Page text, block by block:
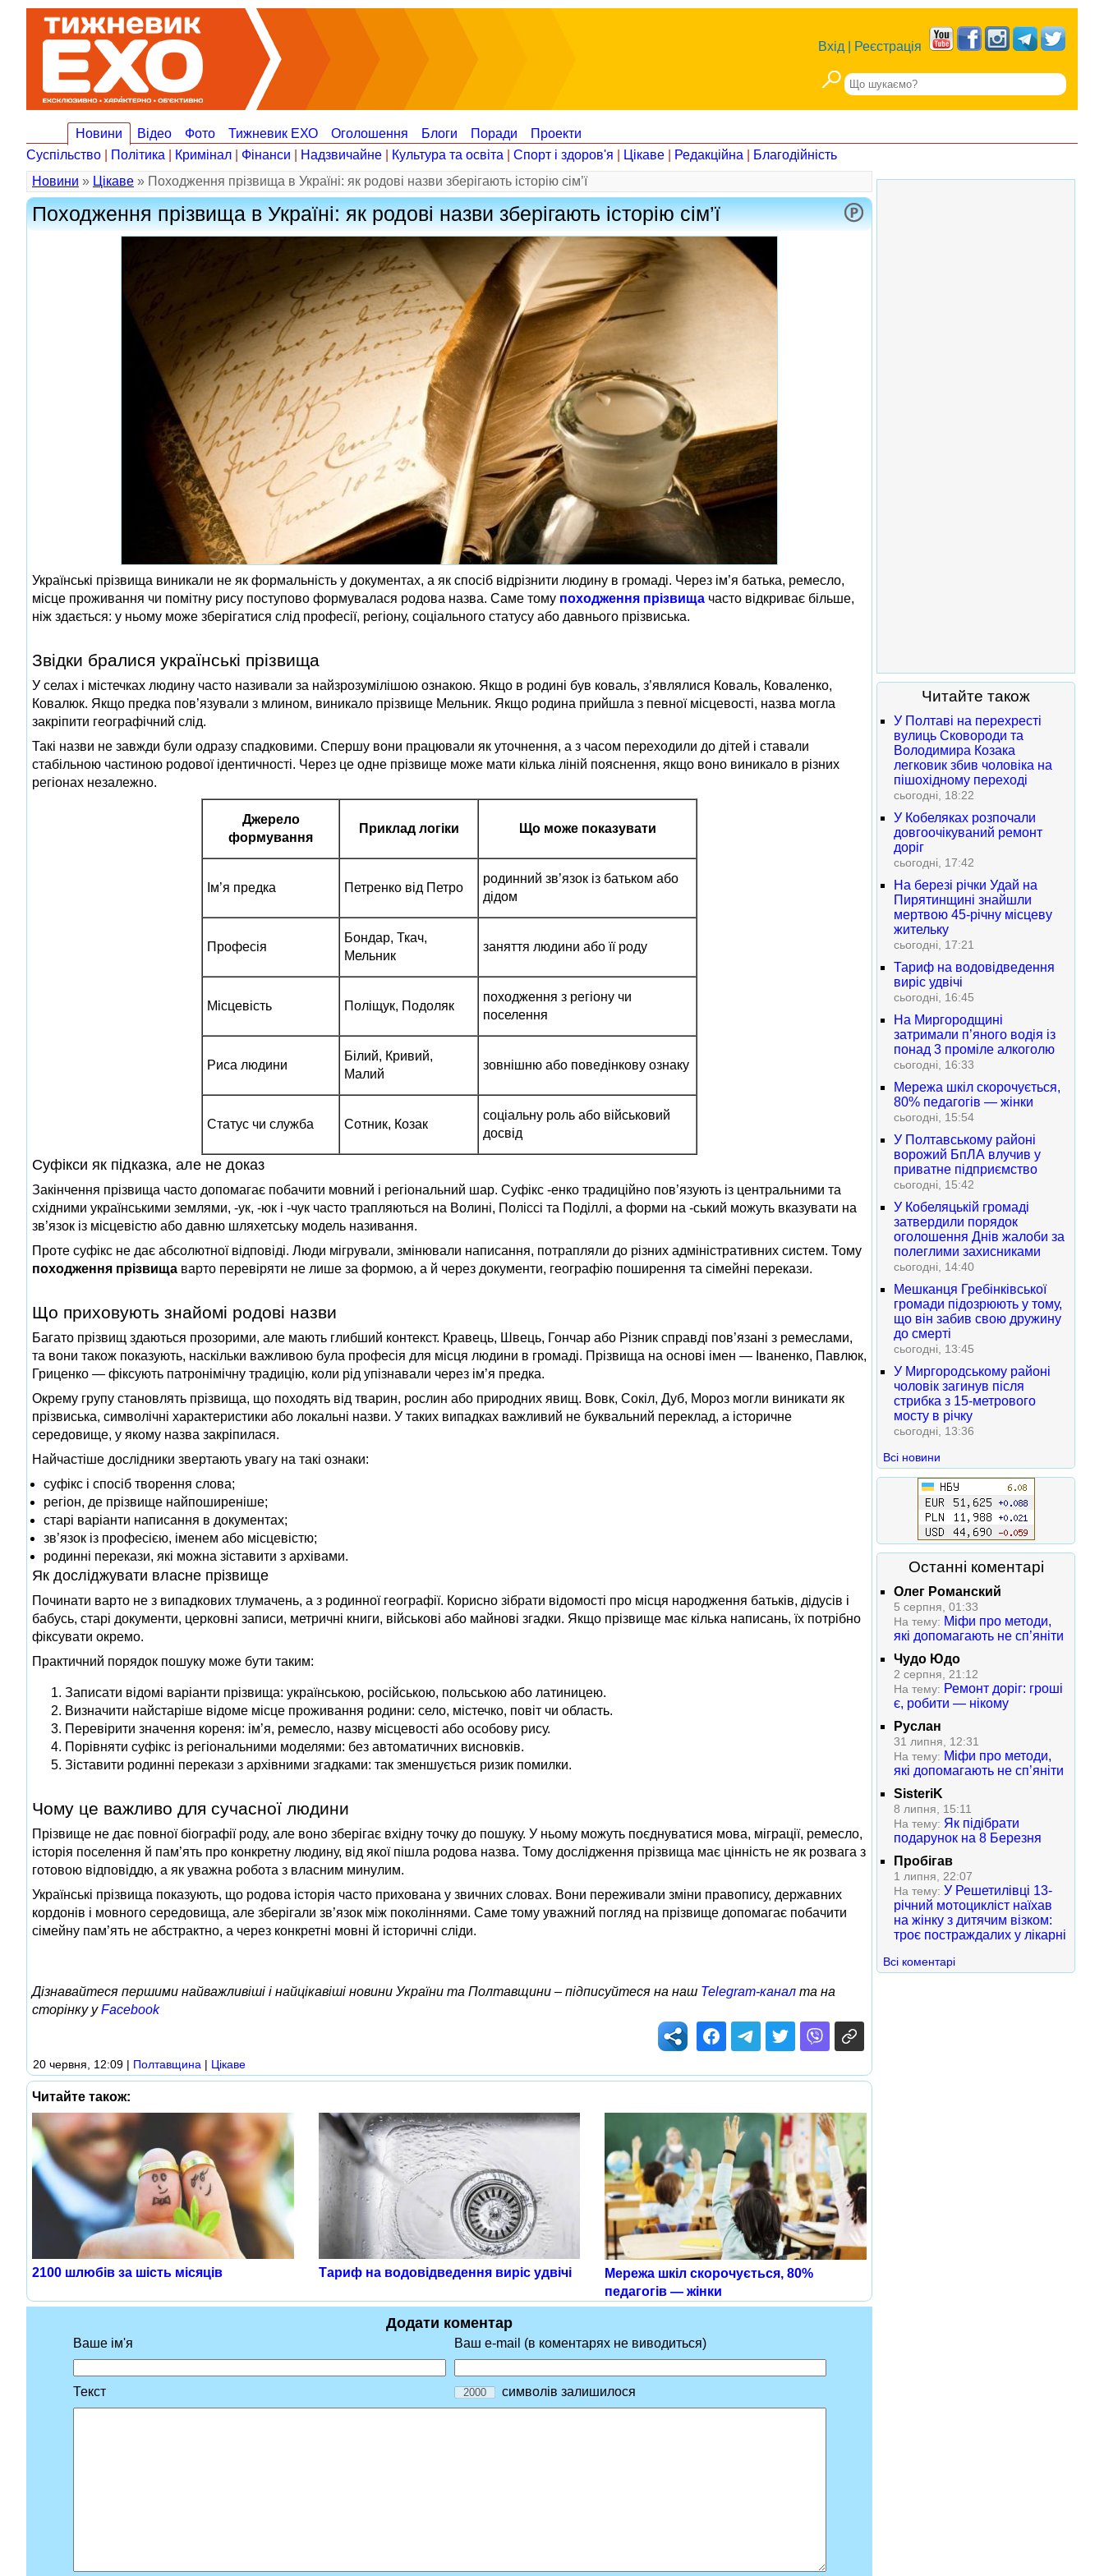
Вхід Реєстрація
Новини Відео Фото Тижневик ЕХО Оголошення Блоги Поради
Проекти
Суспільство
Політика Кримінал Фінанси Надзвичайне Культура та освіта Спорт і здоров'я Цікаве Редакційна
Благодійність
Новини » Цікаве » Походження прізвища в Україні: як родові назви зберігають історію сім’ї
Походження прізвища в Україні: як родові назви зберігають історію сім’ї
Українські прізвища виникали не як формальність у документах, а як спосіб відрізнити людину в громаді. Через ім’я батька, ремесло,
місце проживання чи помітну рису поступово формувалася родова назва. Саме тому походження прізвища часто відкриває більше,
ніж здається: у ньому може зберігатися слід професії, регіону, соціального статусу або давнього прізвиська.
Звідки бралися українські прізвища
У селах і містечках людину часто називали за найзрозумілішою ознакою. Якщо в родині був коваль, з’являлися Коваль, Коваленко,
Ковалюк. Якщо предка пов’язували з млином, виникало прізвище Мельник. Якщо родина прийшла з певної місцевості, назва могла
закріпити географічний слід.
Такі назви не завжди були одразу спадковими. Спершу вони працювали як уточнення, а з часом переходили до дітей і ставали
стабільною частиною родової ідентичності. Через це одне прізвище може мати кілька ліній пояснення, якщо воно виникало в різних
регіонах незалежно.
Джерело
формування
Приклад логіки Що може показувати
Ім’я предка Петренко від Петро
родинний зв’язок із батьком або
дідом
Професія
Бондар, Ткач,
Мельник
заняття людини або її роду
Місцевість Поліщук, Подоляк
походження з регіону чи
поселення
Риса людини
Білий, Кривий,
Малий
зовнішню або поведінкову ознаку
Статус чи служба Сотник, Козак
соціальну роль або військовий
досвід
Суфікси як підказка, але не доказ
Закінчення прізвища часто допомагає побачити мовний і регіональний шар. Суфікс -енко традиційно пов’язують із центральними та
східними українськими землями, -ук, -юк і -чук часто трапляються на Волині, Поліссі та Поділлі, а форми на -ський можуть вказувати на
зв’язок із місцевістю або давню шляхетську модель називання.
Проте суфікс не дає абсолютної відповіді. Люди мігрували, змінювали написання, потрапляли до різних адміністративних систем. Тому
походження прізвища варто перевіряти не лише за формою, а й через документи, географію поширення та сімейні перекази.
Що приховують знайомі родові назви
Багато прізвищ здаються прозорими, але мають глибший контекст. Кравець, Швець, Гончар або Різник справді пов’язані з ремеслами,
та вони також показують, наскільки важливою була професія для місця людини в громаді. Прізвища на основі імен — Іваненко, Павлюк,
Гриценко — фіксують патронімічну традицію, коли рід упізнавали через ім’я предка.
Окрему групу становлять прізвища, що походять від тварин, рослин або природних явищ. Вовк, Сокіл, Дуб, Мороз могли виникати як
прізвиська, символічні характеристики або локальні назви. У таких випадках важливий не буквальний переклад, а історичне
середовище, у якому назва закріпилася.
Найчастіше дослідники звертають увагу на такі ознаки:
суфікс і спосіб творення слова;
регіон, де прізвище найпоширеніше;
старі варіанти написання в документах;
зв’язок із професією, іменем або місцевістю;
родинні перекази, які можна зіставити з архівами.
Як досліджувати власне прізвище
Починати варто не з випадкових тлумачень, а з родинної географії. Корисно зібрати відомості про місця народження батьків, дідусів і
бабусь, старі документи, церковні записи, метричні книги, військові або майнові згадки. Якщо прізвище має кілька написань, їх потрібно
фіксувати окремо.
Практичний порядок пошуку може бути таким:
Записати відомі варіанти прізвища: українською, російською, польською або латиницею.
Визначити найстаріше відоме місце проживання родини: село, містечко, повіт чи область.
Перевірити значення кореня: ім’я, ремесло, назву місцевості або особову рису.
Порівняти суфікс із регіональними моделями: без автоматичних висновків.
Зіставити родинні перекази з архівними згадками: так зменшується ризик помилки.
Чому це важливо для сучасної людини
Прізвище не дає повної біографії роду, але воно зберігає вхідну точку до пошуку. У ньому можуть поєднуватися мова, міграції, ремесло,
історія поселення й пам’ять про конкретну людину, від якої пішла родова назва. Тому дослідження прізвища має цінність не як розвага з
готовою відповіддю, а як уважна робота з власним минулим.
Українські прізвища показують, що родова історія часто прихована у звичних словах. Вони переживали зміни правопису, державних
кордонів і мовного середовища, але зберігали зв’язок між поколіннями. Саме тому уважний погляд на прізвище допомагає побачити
сімейну пам’ять не абстрактно, а через конкретні мовні й історичні сліди.
Дізнавайтеся першими найважливіші і найцікавіші новини України та Полтавщини – підписуйтеся на наш Telegram-канал та на
сторінку уFacebook
20 червня, 12:09 | Полтавщина | Цікаве
Читайте також:
2100 шлюбів за шість місяців Тариф на водовідведення виріс удвічі
Мережа шкіл скорочується, 80%
педагогів — жінки
Додати коментар
Ваше ім'я Ваш e-mail (в коментарях не виводиться)
Текст символів залишилося
Читайте також
У Полтаві на перехресті
вулиць Сковороди та
Володимира Козака
легковик збив чоловіка на
пішохідному переході
сьогодні, 18:22
У Кобеляках розпочали
довгоочікуваний ремонт
доріг
сьогодні, 17:42
На березі річки Удай на
Пирятинщині знайшли
мертвою 45-річну місцеву
жительку
сьогодні, 17:21
Тариф на водовідведення
виріс удвічі
сьогодні, 16:45
На Миргородщині
затримали п’яного водія із
понад 3 проміле алкоголю
сьогодні, 16:33
Мережа шкіл скорочується,
80% педагогів — жінки
сьогодні, 15:54
У Полтавському районі
ворожий БпЛА влучив у
приватне підприємство
сьогодні, 15:42
У Кобеляцькій громаді
затвердили порядок
оголошення Днів жалоби за
полеглими захисниками
сьогодні, 14:40
Мешканця Гребінківської
громади підозрюють у тому,
що він забив свою дружину
до смерті
сьогодні, 13:45
У Миргородському районі
чоловік загинув після
стрибка з 15-метрового
мосту в річку
сьогодні, 13:36
Всі новини
Останні коментарі
Олег Романский
5 серпня, 01:33
На тему: Міфи про методи,
які допомагають не сп’яніти
Чудо Юдо
2 серпня, 21:12
На тему: Ремонт доріг: гроші
є, робити — нікому
Руслан
31 липня, 12:31
На тему: Міфи про методи,
які допомагають не сп’яніти
SisteriK
8 липня, 15:11
На тему: Як підібрати
подарунок на 8 Березня
Пробігав
1 липня, 22:07
На тему: У Решетилівці 13-
річний мотоцикліст наїхав
на жінку з дитячим візком:
троє постраждалих у лікарні
Всі коментарі